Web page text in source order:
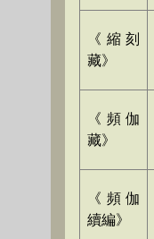
《縮刻
藏》
《頻伽
藏》
《頻伽
續編》